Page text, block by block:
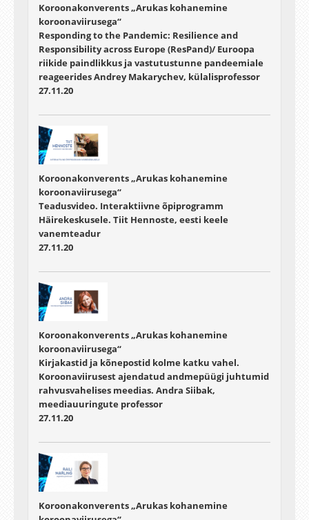
Koroonakonverents „Arukas kohanemine
koroonaviirusega“
Responding to the Pandemic: Resilience and
Responsibility across Europe (ResPand)/ Euroopa
riikide paindlikkus ja vastutustunne pandeemiale
reageerides Andrey Makarychev, külalisprofessor
27.11.20
Koroonakonverents „Arukas kohanemine
koroonaviirusega“
Teadusvideo. Interaktiivne õpiprogramm
Häirekeskusele. Tiit Hennoste, eesti keele
vanemteadur
27.11.20
Koroonakonverents „Arukas kohanemine
koroonaviirusega“
Kirjakastid ja kõnepostid kolme katku vahel.
Koroonaviirusest ajendatud andmepüügi juhtumid
rahvusvahelises meedias. Andra Siibak,
meediauuringute professor
27.11.20
Koroonakonverents „Arukas kohanemine